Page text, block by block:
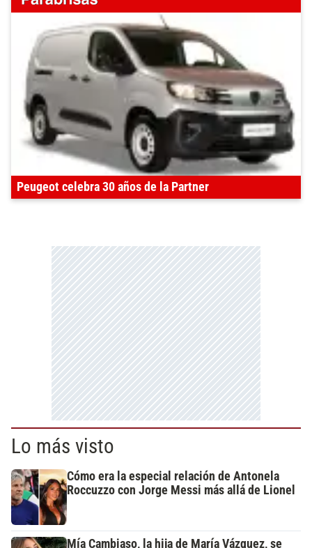
Peugeot celebra 30 años de la Partner
Lo más visto
Cómo era la especial relación de Antonela
Roccuzzo con Jorge Messi más allá de Lionel
Mía Cambiaso, la hija de María Vázquez, se